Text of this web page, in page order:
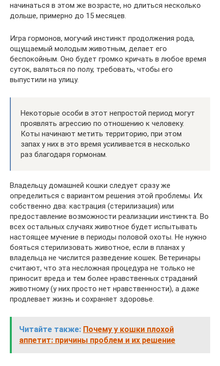
начинаться в этом же возрасте, но длиться несколько
дольше, примерно до 15 месяцев.
Игра гормонов, могучий инстинкт продолжения рода,
ощущаемый молодым животным, делает его
беспокойным. Оно будет громко кричать в любое время
суток, валяться по полу, требовать, чтобы его
выпустили на улицу.
Некоторые особи в этот непростой период могут
проявлять агрессию по отношению к человеку.
Коты начинают метить территорию, при этом
запах у них в это время усиливается в несколько
раз благодаря гормонам.
Владельцу домашней кошки следует сразу же
определиться с вариантом решения этой проблемы. Их
собственно два: кастрация (стерилизация) или
предоставление возможности реализации инстинкта. Во
всех остальных случаях животное будет испытывать
настоящее мучение в периоды половой охоты. Не нужно
бояться стерилизовать животное, если в планах у
владельца не числится разведение кошек. Ветеринары
считают, что эта несложная процедура не только не
приносит вреда и тем более нравственных страданий
животному (у них просто нет нравственности), а даже
продлевает жизнь и сохраняет здоровье.
Читайте также: Почему у кошки плохой
аппетит: причины проблем и их решение